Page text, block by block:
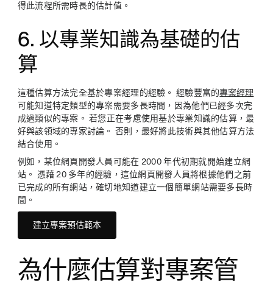
得此流程所需時長的估計值。
6. 以專業知識為基礎的估
算
這種估算方法完全基於專案經理的經驗。 經驗豐富的專案經理
可能知道特定類型的專案需要多長時間，因為他們已經多次完
成過類似的專案。 若您正在考慮使用基於專業知識的估算，最
好與該領域的專家討論。 否則，最好將此技術與其他估算方法
結合使用。
例如，某位網頁開發人員可能在 2000 年代初期就開始建立網
站。 憑藉 20 多年的經驗，這位網頁開發人員將根據他們之前
已完成的所有網站，確切地知道建立一個簡單網站需要多長時
間。
建立專案預估範本
為什麼估算對專案管